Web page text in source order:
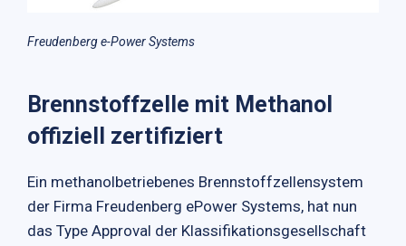
Freudenberg e-Power Systems
Brennstoffzelle mit Methanol
offiziell zertifiziert
Ein methanolbetriebenes Brennstoffzellensystem
der Firma Freudenberg ePower Systems, hat nun
das Type Approval der Klassifikationsgesellschaft